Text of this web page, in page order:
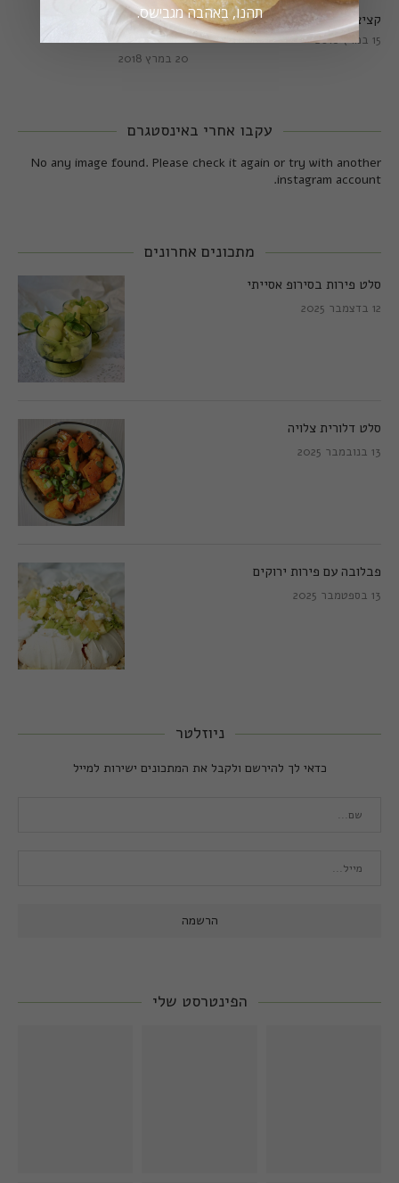
קציצות כרישה טבעוניות
מושלמות
20 במרץ 2018
קציצות כרישה מושלמות
15 במרץ 2018
עקבו אחרי באינסטגרם
No any image found. Please check it again or try with another
instagram account.
מתכונים אחרונים
סלט פירות בסירופ אסייתי
12 בדצמבר 2025
סלט דלורית צלויה
13 בנובמבר 2025
פבלובה עם פירות ירוקים
13 בספטמבר 2025
ניוזלטר
כדאי לך להירשם ולקבל את המתכונים ישירות למייל
הפינטרסט שלי
תהנו, באהבה מגבישס.